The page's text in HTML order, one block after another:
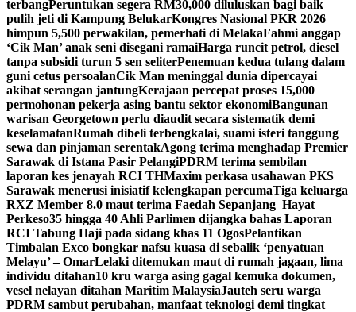
terbangPeruntukan segera RM30,000 diluluskan bagi baik
pulih jeti di Kampung BelukarKongres Nasional PKR 2026
himpun 5,500 perwakilan, pemerhati di MelakaFahmi anggap
‘Cik Man’ anak seni disegani ramaiHarga runcit petrol, diesel
tanpa subsidi turun 5 sen seliterPenemuan kedua tulang dalam
guni cetus persoalanCik Man meninggal dunia dipercayai
akibat serangan jantungKerajaan percepat proses 15,000
permohonan pekerja asing bantu sektor ekonomiBangunan
warisan Georgetown perlu diaudit secara sistematik demi
keselamatanRumah dibeli terbengkalai, suami isteri tanggung
sewa dan pinjaman serentakAgong terima menghadap Premier
Sarawak di Istana Pasir PelangiPDRM terima sembilan
laporan kes jenayah RCI THMaxim perkasa usahawan PKS
Sarawak menerusi inisiatif kelengkapan percumaTiga keluarga
RXZ Member 8.0 maut terima Faedah Sepanjang Hayat
Perkeso35 hingga 40 Ahli Parlimen dijangka bahas Laporan
RCI Tabung Haji pada sidang khas 11 OgosPelantikan
Timbalan Exco bongkar nafsu kuasa di sebalik ‘penyatuan
Melayu’ – OmarLelaki ditemukan maut di rumah jagaan, lima
individu ditahan10 kru warga asing gagal kemuka dokumen,
vesel nelayan ditahan Maritim MalaysiaJauteh seru warga
PDRM sambut perubahan, manfaat teknologi demi tingkat